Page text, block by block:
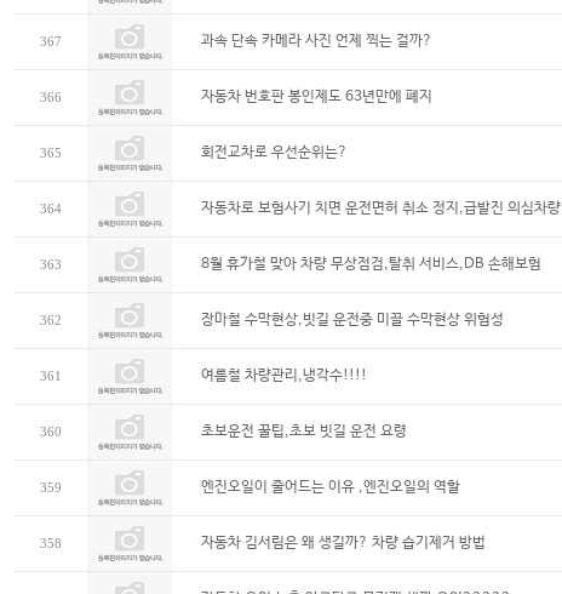
367 과속 단속 카메라 사진 언제 찍는 걸까?
366 자동차 번호판 봉인제도 63년만에 폐지
365 회전교차로 우선순위는?
364 자동차로 보험사기 치면 운전면허 취소 정지,급발진 의심차량
363 8월 휴가철 맞아 차량 무상점검,탈취 서비스,DB 손해보험
362 장마철 수막현상,빗길 운전중 미끌 수막현상 위험성
361 여름철 차량관리,냉각수!!!!
360 초보운전 꿀팁,초보 빗길 운전 요령
359 엔진오일이 줄어드는 이유 ,엔진오일의 역할
358 자동차 김서림은 왜 생길까? 차량 습기제거 방법